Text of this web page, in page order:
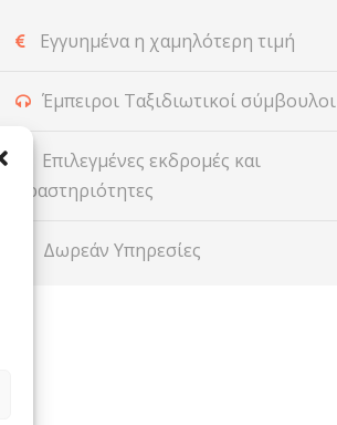
Εγγυημένα η χαμηλότερη τιμή
Έμπειροι Ταξιδιωτικοί σύμβουλοι
Επιλεγμένες εκδρομές και
δραστηριότητες
Δωρεάν Υπηρεσίες